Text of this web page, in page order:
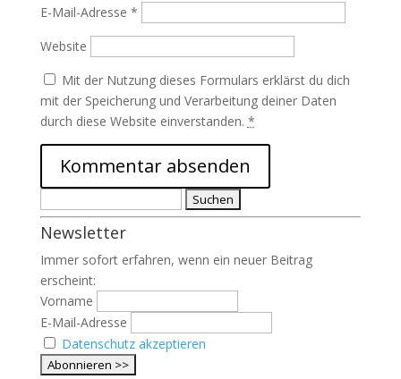
E-Mail-Adresse *
Website
Mit der Nutzung dieses Formulars erklärst du dich
mit der Speicherung und Verarbeitung deiner Daten
durch diese Website einverstanden. *
nach:
Newsletter
Immer sofort erfahren, wenn ein neuer Beitrag
erscheint:
Vorname
E-Mail-Adresse
Datenschutz akzeptieren